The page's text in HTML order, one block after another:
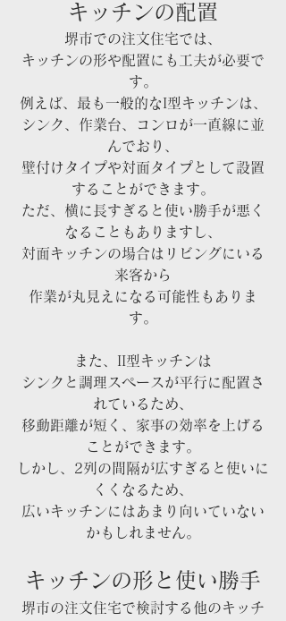
キッチンの配置
堺市での注文住宅では、
キッチンの形や配置にも工夫が必要で
す。
例えば、最も一般的なI型キッチンは、
シンク、作業台、コンロが一直線に並
んでおり、
壁付けタイプや対面タイプとして設置
することができます。
ただ、横に長すぎると使い勝手が悪く
なることもありますし、
対面キッチンの場合はリビングにいる
来客から
作業が丸見えになる可能性もありま
す。
また、II型キッチンは
シンクと調理スペースが平行に配置さ
れているため、
移動距離が短く、家事の効率を上げる
ことができます。
しかし、2列の間隔が広すぎると使いに
くくなるため、
広いキッチンにはあまり向いていない
かもしれません。
キッチンの形と使い勝手
堺市の注文住宅で検討する他のキッチ